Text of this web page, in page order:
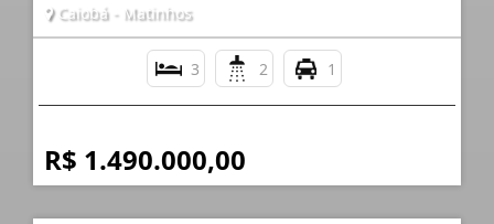
Caiobá - Matinhos
3 2 1
R$ 1.490.000,00